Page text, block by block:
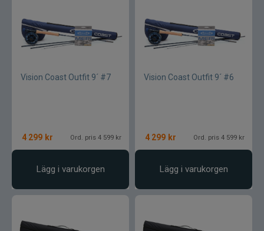
Vision Coast Outfit 9´ #7
4 299 kr Ord. pris 4 599 kr
Lägg i varukorgen
Vision Coast Outfit 9´ #6
4 299 kr Ord. pris 4 599 kr
Lägg i varukorgen